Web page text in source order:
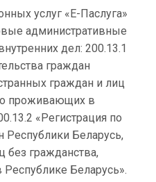
услуг «Е-Паслуга»
административные
дел: 200.13.1
граждан
граждан и лиц
проживающих в
«Регистрация по
Республики Беларусь,
без гражданства,
Беларусь».